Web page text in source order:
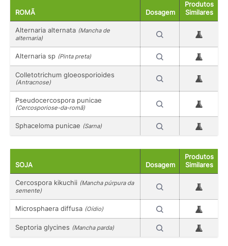
ROMÃ Dosagem
Produtos
Similares
Alternaria alternata (Mancha de
alternaria)
Alternaria sp (Pinta preta)
Colletotrichum gloeosporioides
(Antracnose)
Pseudocercospora punicae
(Cercosporiose-da-romã)
Sphaceloma punicae (Sarna)
SOJA Dosagem
Produtos
Similares
Cercospora kikuchii (Mancha púrpura da
semente)
Microsphaera diffusa (Oídio)
Septoria glycines (Mancha parda)